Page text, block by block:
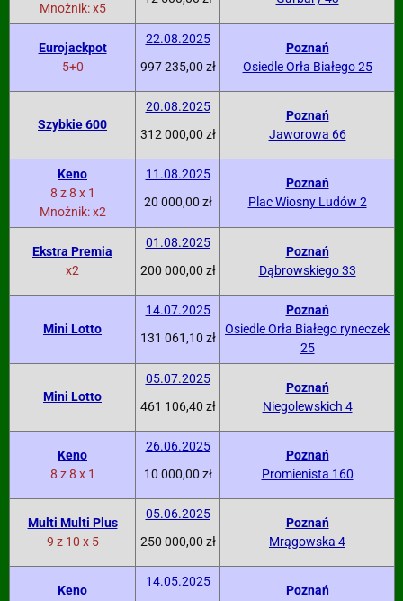
Mnożnik: x5
Eurojackpot
5+0
22.08.2025
997 235,00 zł
Poznań
Osiedle Orła Białego 25
Szybkie 600
20.08.2025
312 000,00 zł
Poznań
Jaworowa 66
Keno
8 z 8 x 1
Mnożnik: x2
11.08.2025
20 000,00 zł
Poznań
Plac Wiosny Ludów 2
Ekstra Premia
x2
01.08.2025
200 000,00 zł
Poznań
Dąbrowskiego 33
Mini Lotto
14.07.2025
131 061,10 zł
Poznań
Osiedle Orła Białego ryneczek
25
Mini Lotto
05.07.2025
461 106,40 zł
Poznań
Niegolewskich 4
Keno
8 z 8 x 1
26.06.2025
10 000,00 zł
Poznań
Promienista 160
Multi Multi Plus
9 z 10 x 5
05.06.2025
250 000,00 zł
Poznań
Mrągowska 4
Keno
14.05.2025
Poznań